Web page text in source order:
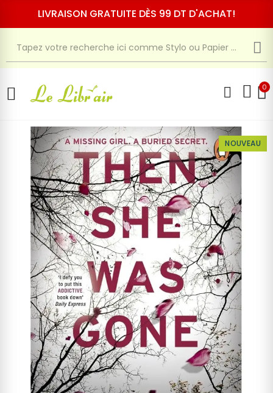
LIVRAISON GRATUITE DÈS 99 DT D'ACHAT!
0
NOUVEAU